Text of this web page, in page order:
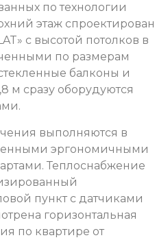
по технологии
этаж спроектирован
с высотой потолков в
по размерам
балконы и
м сразу оборудуются
выполняются в
эргономичными
Теплоснабжение
пункт с датчиками
горизонтальная
по квартире от